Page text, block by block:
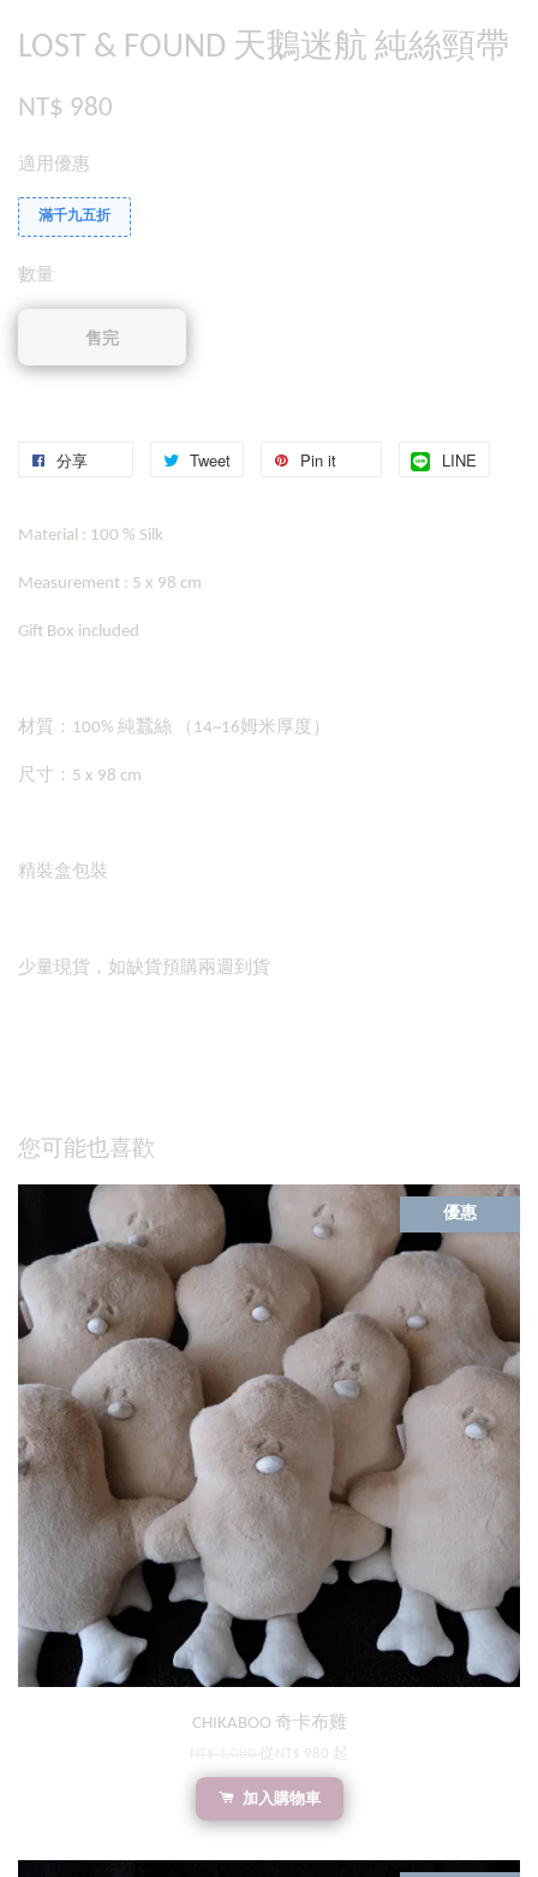
LOST & FOUND 天鵝迷航 純絲頸帶
NT$ 980
適用優惠
滿千九五折
數量
售完
分享 Tweet Pin it LINE
Material : 100 % Silk
Measurement : 5 x 98 cm
Gift Box included
材質：100% 純蠶絲 （14~16姆米厚度）
尺寸：5 x 98 cm
精裝盒包裝
少量現貨，如缺貨預購兩週到貨
您可能也喜歡
優惠
CHIKABOO 奇卡布雞
從 NT$ 980 起
加入購物車